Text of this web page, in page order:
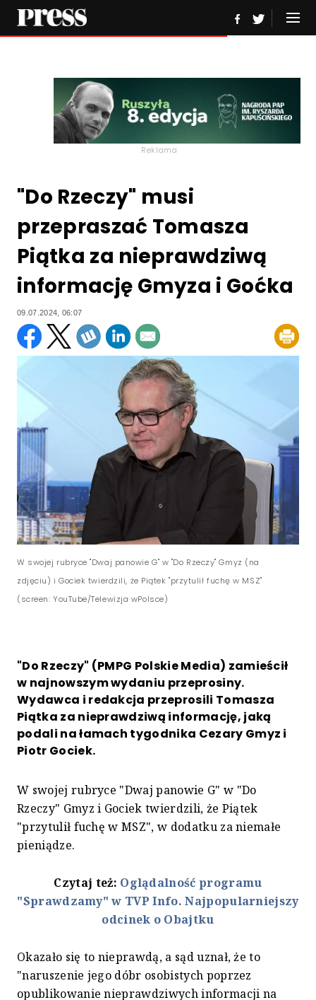
Reklama
"Do Rzeczy" musi
przepraszać Tomasza
Piątka za nieprawdziwą
informację Gmyza i Goćka
09.07.2024, 06:07
W swojej rubryce "Dwaj panowie G" w "Do Rzeczy" Gmyz (na
zdjęciu) i Gociek twierdzili, że Piątek "przytulił fuchę w MSZ"
(screen: YouTube/Telewizja wPolsce)
"Do Rzeczy" (PMPG Polskie Media) zamieścił
w najnowszym wydaniu przeprosiny.
Wydawca i redakcja przeprosili Tomasza
Piątka za nieprawdziwą informację, jaką
podali na łamach tygodnika Cezary Gmyz i
Piotr Gociek.
W swojej rubryce "Dwaj panowie G" w "Do
Rzeczy" Gmyz i Gociek twierdzili, że Piątek
"przytulił fuchę w MSZ", w dodatku za niemałe
pieniądze.
Czytaj też: Oglądalność programu
"Sprawdzamy" w TVP Info. Najpopularniejszy
odcinek o Obajtku
Okazało się to nieprawdą, a sąd uznał, że to
"naruszenie jego dóbr osobistych poprzez
opublikowanie nieprawdziwych informacji na